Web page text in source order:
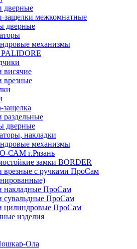
дверные
защелки межкомнатные
дверные
механизмы
висячие
врезные
защелка
раздельные
дверные
накладки
механизмы
САМ г.Рязань
замки BORDER
врезные с ручками ПроСам
накладные ПроСам
сувальдные ПроСам
цилиндровые ПроСам
изделия
Ола